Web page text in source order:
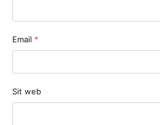
Email *
Sit web